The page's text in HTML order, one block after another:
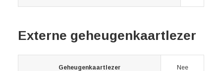
Externe geheugenkaartlezer
Geheugenkaartlezer Nee